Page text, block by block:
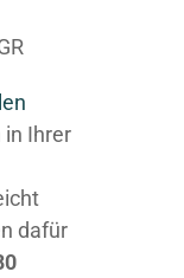
in Ihrer
dafür